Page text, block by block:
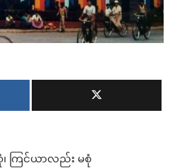
ကြင်ယာလည်း မစုံ